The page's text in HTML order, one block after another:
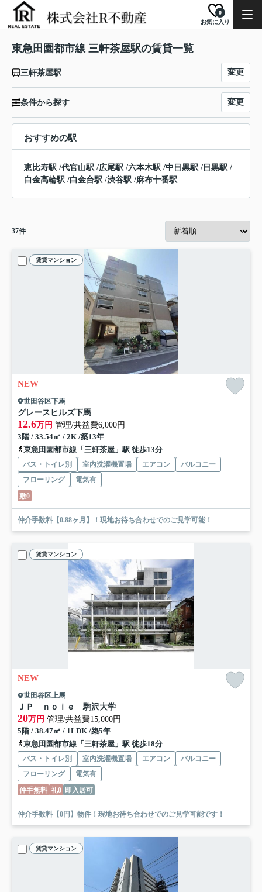
お気に入り
0
東急田園都市線 三軒茶屋駅の賃貸一覧
三軒茶屋駅 変更
条件から探す 変更
おすすめの駅
恵比寿駅 /代官山駅 /広尾駅 /六本木駅 /中目黒駅 / 目黒駅 /
白金高輪駅 /白金台駅 /渋谷駅 /麻布十番駅
37件
賃貸マンション
NEW
世田谷区下馬
グレースヒルズ下馬
12.6万円 管理/共益費6,000円
3階 / 33.54㎡ / 2K /築13年
東急田園都市線「三軒茶屋」駅 徒歩13分
バス・トイレ別 室内洗濯機置場 エアコン
バルコニー
フローリング
電気有
敷0
仲介手数料【0.88ヶ月】！現地お待ち合わせでのご見学可能！
賃貸マンション
NEW
世田谷区上馬
ＪＰ ｎｏｉｅ 駒沢大学
20万円 管理/共益費15,000円
5階 / 38.47㎡ / 1LDK /築5年
東急田園都市線「三軒茶屋」駅 徒歩18分
バス・トイレ別 室内洗濯機置場 エアコン
バルコニー
フローリング
電気有
仲手無料 礼0 即入居可
仲介手数料【0円】物件！現地お待ち合わせでのご見学可能です！
賃貸マンション